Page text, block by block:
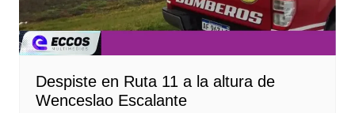
Despiste en Ruta 11 a la altura de
Wenceslao Escalante